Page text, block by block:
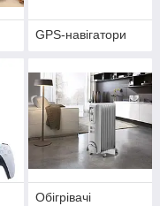
GPS-навігатори
Обігрівачі